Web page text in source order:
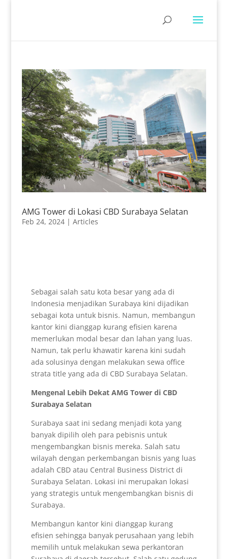
AMG Tower di Lokasi CBD Surabaya Selatan
Feb 24, 2024| Articles
Sebagai salah satu kota besar yang ada di
Indonesia menjadikan Surabaya kini dijadikan
sebagai kota untuk bisnis. Namun, membangun
kantor kini dianggap kurang efisien karena
memerlukan modal besar dan lahan yang luas.
Namun, tak perlu khawatir karena kini sudah
ada solusinya dengan melakukan sewa office
strata title yang ada di CBD Surabaya Selatan.
Mengenal Lebih Dekat AMG Tower di CBD
Surabaya Selatan
Surabaya saat ini sedang menjadi kota yang
banyak dipilih oleh para pebisnis untuk
mengembangkan bisnis mereka. Salah satu
wilayah dengan perkembangan bisnis yang luas
adalah CBD atau Central Business District di
Surabaya Selatan. Lokasi ini merupakan lokasi
yang strategis untuk mengembangkan bisnis di
Surabaya.
Membangun kantor kini dianggap kurang
efisien sehingga banyak perusahaan yang lebih
memilih untuk melakukan sewa perkantoran